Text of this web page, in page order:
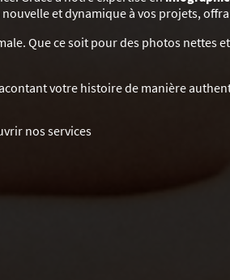
et dynamique à vos projets,
Que ce soit pour des photos nettes
votre histoire de manière
nos services